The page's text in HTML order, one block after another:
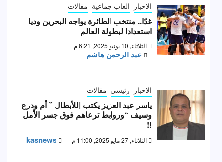
الاخبار العاب جماعية مقالات
غدًا.. منتخب الطائرة يواجه البحرين وديا
استعدادا لبطولة العالم
الثلاثاء, 10 يونيو 2025, 6:21 م
عبد الرحمن هاشم
الاخبار رئيسى مقالات
ياسر عبد العزيز يكتب |للأبطال ” أم ودرع
وسيف “وروابط ترعاهم فوق جسر الأمل
!!
الثلاثاء, 27 مايو 2025, 11:00 م kasnews